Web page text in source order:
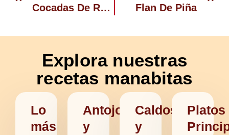
Cocadas De Rocafuerte Flan De Piña
Explora nuestras
recetas manabitas
Lo
más
Antojos
y
Caldos
y
Platos